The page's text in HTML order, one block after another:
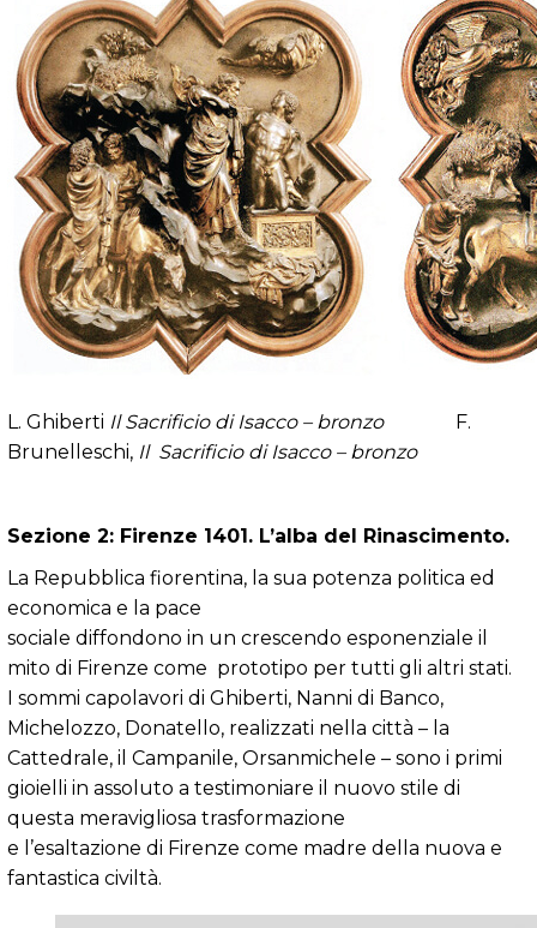
L. Ghiberti Il Sacrificio di Isacco – bronzo
F.
Brunelleschi, Il Sacrificio di Isacco – bronzo
Sezione 2: Firenze 1401. L’alba del Rinascimento.
La Repubblica fiorentina, la sua potenza politica ed
economica e la pace
sociale diffondono in un crescendo esponenziale il
mito di Firenze come prototipo per tutti gli altri stati.
I sommi capolavori di Ghiberti, Nanni di Banco,
Michelozzo, Donatello, realizzati nella città – la
Cattedrale, il Campanile, Orsanmichele – sono i primi
gioielli in assoluto a testimoniare il nuovo stile di
questa meravigliosa trasformazione
e l’esaltazione di Firenze come madre della nuova e
fantastica civiltà.